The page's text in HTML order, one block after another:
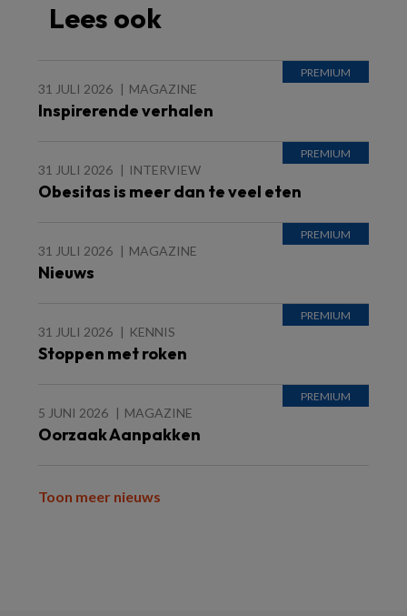
Lees ook
31 JULI 2026 MAGAZINE
Inspirerende verhalen
31 JULI 2026 INTERVIEW
Obesitas is meer dan te veel eten
31 JULI 2026 MAGAZINE
Nieuws
31 JULI 2026 KENNIS
Stoppen met roken
5 JUNI 2026 MAGAZINE
Oorzaak Aanpakken
Toon meer nieuws